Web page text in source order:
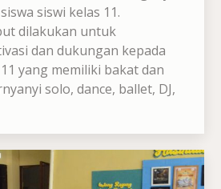
siswi kelas 11.
dilakukan untuk
dan dukungan kepada
yang memiliki bakat dan
solo, dance, ballet, DJ,